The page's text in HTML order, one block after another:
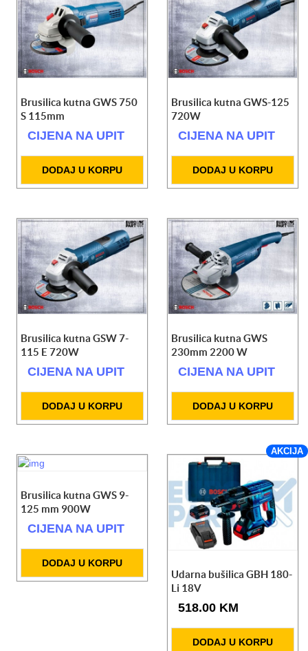
Brusilica kutna GWS 750
S 115mm
CIJENA NA UPIT
DODAJ U KORPU
Brusilica kutna GWS-125
720W
CIJENA NA UPIT
DODAJ U KORPU
Brusilica kutna GSW 7-
115 E 720W
CIJENA NA UPIT
DODAJ U KORPU
Brusilica kutna GWS
230mm 2200 W
CIJENA NA UPIT
DODAJ U KORPU
Brusilica kutna GWS 9-
125 mm 900W
CIJENA NA UPIT
DODAJ U KORPU
AKCIJA
Udarna bušilica GBH 180-
Li 18V
518.00 KM
DODAJ U KORPU